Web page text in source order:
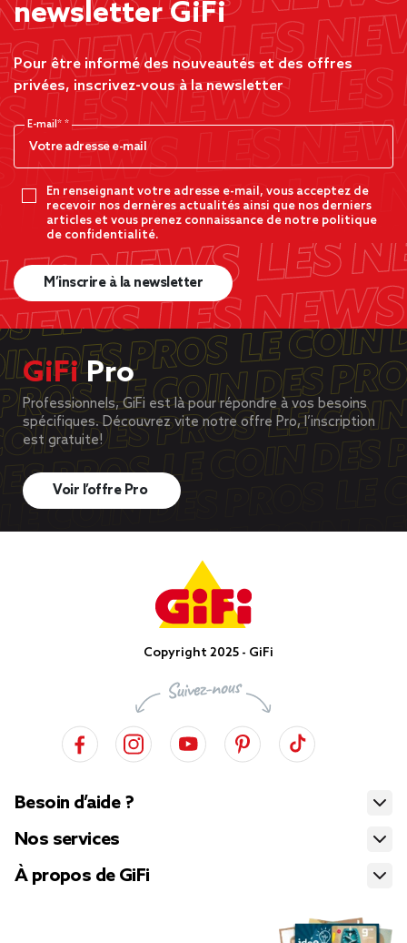
newsletter GiFi
Pour être informé des nouveautés et des offres
privées, inscrivez-vous à la newsletter
E-mail*
En renseignant votre adresse e-mail, vous acceptez de
recevoir nos dernères actualités ainsi que nos derniers
articles et vous prenez connaissance de notre politique
de confidentialité.
M’inscrire à la newsletter
GiFiPro
Professionnels, GiFi est là pour répondre à vos besoins
spécifiques. Découvrez vite notre offre Pro, l’inscription
est gratuite!
Voir l’offre Pro
Copyright 2025 - GiFi
Besoin d’aide ?
Nos services
À propos de GiFi